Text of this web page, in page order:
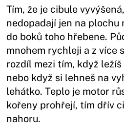
Tím, že je cibule
nedopadají jen na plochu
do boků toho hřebene.
mnohem rychleji a z více
rozdíl mezi tím, když
nebo když si lehneš na
lehátko. Teplo je motor
kořeny prohřejí, tím dřív
nahoru.